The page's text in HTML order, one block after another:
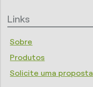
Links
Sobre
Produtos
Solicite uma proposta